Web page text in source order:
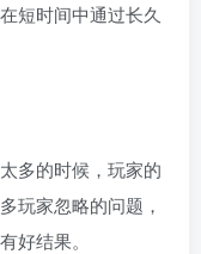
短时间中通过长久
多的时候，玩家的
玩家忽略的问题，
好结果。